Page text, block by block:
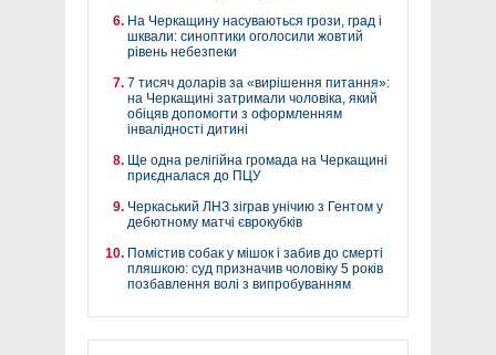
На Черкащину насуваються грози, град і
шквали: синоптики оголосили жовтий
рівень небезпеки
7 тисяч доларів за «вирішення питання»:
на Черкащині затримали чоловіка, який
обіцяв допомогти з оформленням
інвалідності дитині
Ще одна релігійна громада на Черкащині
приєдналася до ПЦУ
Черкаський ЛНЗ зіграв унічию з Гентом у
дебютному матчі єврокубків
Помістив собак у мішок і забив до смерті
пляшкою: суд призначив чоловіку 5 років
позбавлення волі з випробуванням